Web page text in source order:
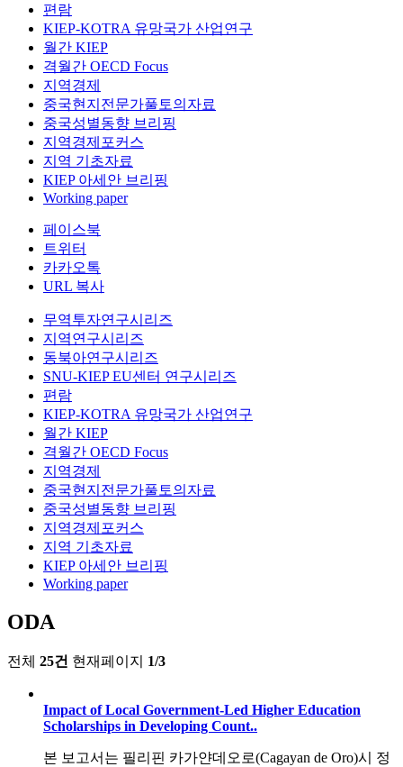
편람
KIEP-KOTRA 유망국가 산업연구
월간 KIEP
격월간 OECD Focus
지역경제
중국현지전문가풀토의자료
중국성별동향 브리핑
지역경제포커스
지역 기초자료
KIEP 아세안 브리핑
Working paper
페이스북
트위터
카카오톡
URL 복사
무역투자연구시리즈
지역연구시리즈
동북아연구시리즈
SNU-KIEP EU센터 연구시리즈
편람
KIEP-KOTRA 유망국가 산업연구
월간 KIEP
격월간 OECD Focus
지역경제
중국현지전문가풀토의자료
중국성별동향 브리핑
지역경제포커스
지역 기초자료
KIEP 아세안 브리핑
Working paper
ODA
전체 25건 현재페이지 1/3
Impact of Local Government-Led Higher Education
Scholarships in Developing Count..
본 보고서는 필리핀 카가얀데오로(Cagayan de Oro)시 정